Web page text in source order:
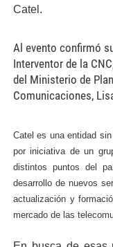
Catel.
Al evento confirmó
Interventor de la
del Ministerio de
Comunicaciones,
Catel es una entidad
por iniciativa de un
distintos puntos del
desarrollo de nuevos
actualización y
mercado de las